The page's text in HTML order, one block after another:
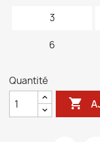
3
6
Quantité
